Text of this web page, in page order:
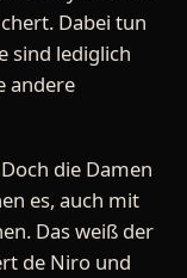
Dabei tun
sind lediglich
andere
die Damen
es, auch mit
Das weiß der
de Niro und